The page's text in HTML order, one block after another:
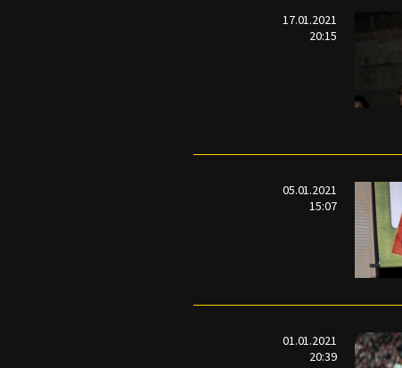
17.01.2021
20:15
05.01.2021
15:07
01.01.2021
20:39